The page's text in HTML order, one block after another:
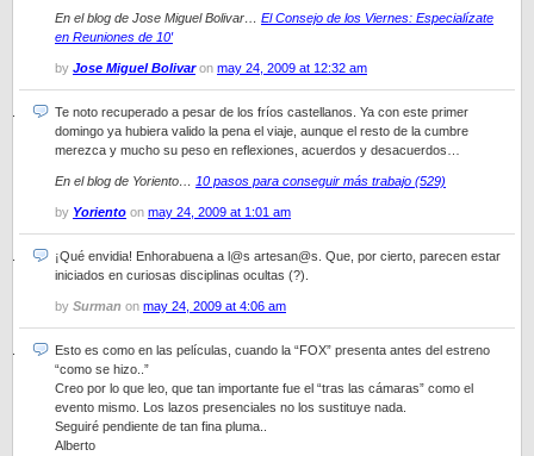
En el blog de Jose Miguel Bolivar… El Consejo de los Viernes: Especialízate
en Reuniones de 10′
by Jose Miguel Bolivaron may 24, 2009 at 12:32 am
Te noto recuperado a pesar de los fríos castellanos. Ya con este primer
domingo ya hubiera valido la pena el viaje, aunque el resto de la cumbre
merezca y mucho su peso en reflexiones, acuerdos y desacuerdos…
En el blog de Yoriento… 10 pasos para conseguir más trabajo (529)
by Yoriento on may 24, 2009 at 1:01 am
¡Qué envidia! Enhorabuena a l@s artesan@s. Que, por cierto, parecen estar
iniciados en curiosas disciplinas ocultas (?).
by Surman on may 24, 2009 at 4:06 am
Esto es como en las películas, cuando la “FOX” presenta antes del estreno
“como se hizo..”
Creo por lo que leo, que tan importante fue el “tras las cámaras” como el
evento mismo. Los lazos presenciales no los sustituye nada.
Seguiré pendiente de tan fina pluma..
Alberto